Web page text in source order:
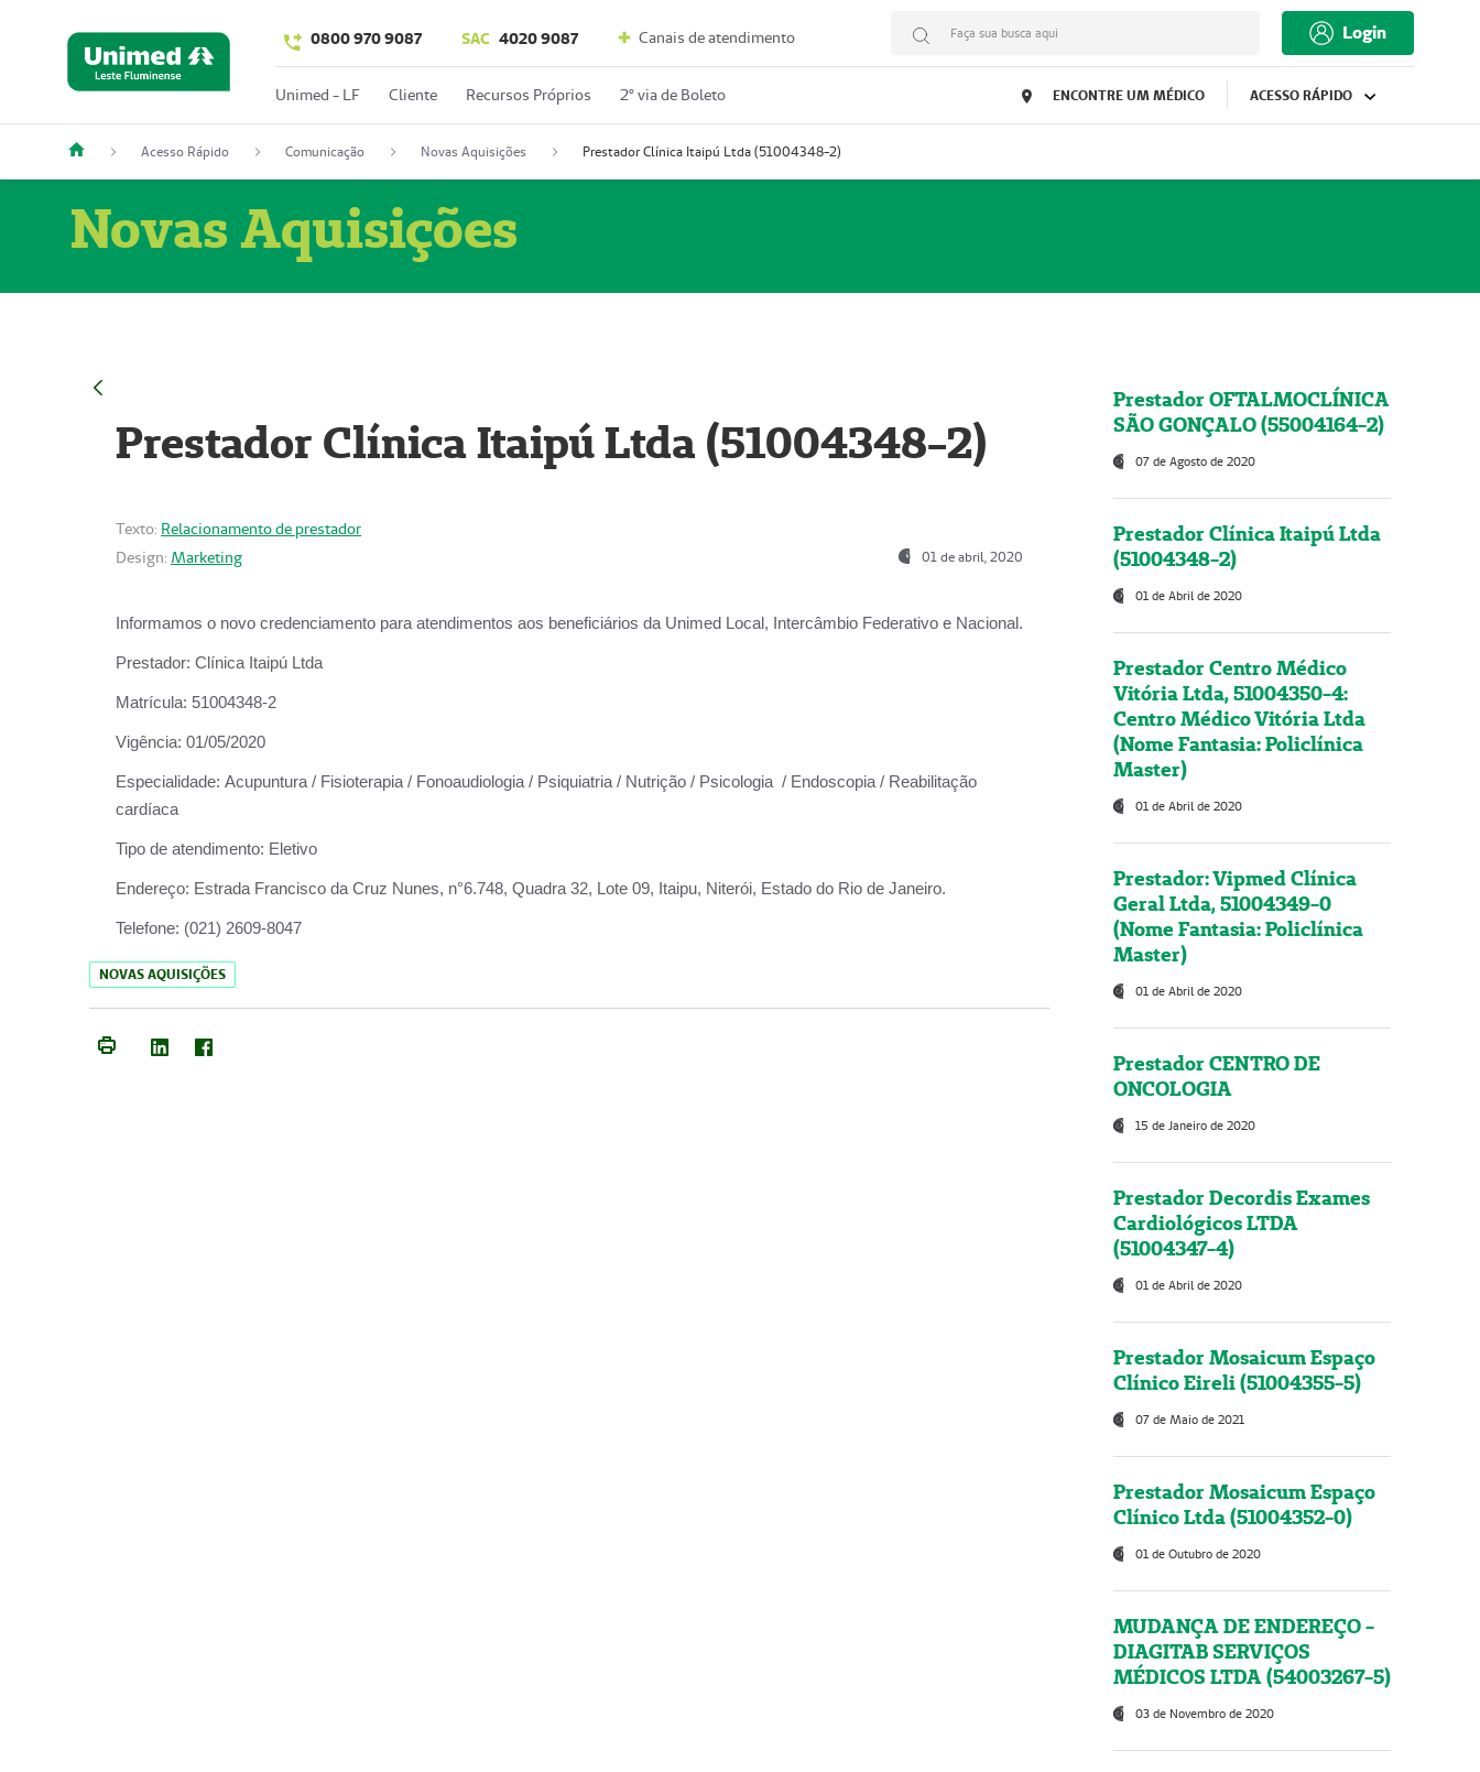
0800 970 9087 SAC 4020 9087 Canais de atendimento Faça sua busca aqui Login
Unimed - LF Cliente Recursos Próprios 2º via de Boleto ENCONTRE UM MÉDICO ACESSO RÁPIDO
Acesso Rápido Comunicação Novas Aquisições Prestador Clínica Itaipú Ltda (51004348-2)
Novas Aquisições
Prestador Clínica Itaipú Ltda (51004348-2)
Texto: Relacionamento de prestador
Design: Marketing 01 de abril, 2020
Informamos o novo credenciamento para atendimentos aos beneficiários da Unimed Local, Intercâmbio Federativo e Nacional.
Prestador: Clínica Itaipú Ltda
Matrícula: 51004348-2
Vigência: 01/05/2020
Especialidade: Acupuntura / Fisioterapia / Fonoaudiologia / Psiquiatria / Nutrição / Psicologia / Endoscopia / Reabilitação
cardíaca
Tipo de atendimento: Eletivo
Endereço: Estrada Francisco da Cruz Nunes, n°6.748, Quadra 32, Lote 09, Itaipu, Niterói, Estado do Rio de Janeiro.
Telefone: (021) 2609-8047
NOVAS AQUISIÇÕES
Prestador OFTALMOCLÍNICA
SÃO GONÇALO (55004164-2)
07 de Agosto de 2020
Prestador Clínica Itaipú Ltda
(51004348-2)
01 de Abril de 2020
Prestador Centro Médico
Vitória Ltda, 51004350-4:
Centro Médico Vitória Ltda
(Nome Fantasia: Policlínica
Master)
01 de Abril de 2020
Prestador: Vipmed Clínica
Geral Ltda, 51004349-0
(Nome Fantasia: Policlínica
Master)
01 de Abril de 2020
Prestador CENTRO DE
ONCOLOGIA
15 de Janeiro de 2020
Prestador Decordis Exames
Cardiológicos LTDA
(51004347-4)
01 de Abril de 2020
Prestador Mosaicum Espaço
Clínico Eireli (51004355-5)
07 de Maio de 2021
Prestador Mosaicum Espaço
Clínico Ltda (51004352-0)
01 de Outubro de 2020
MUDANÇA DE ENDEREÇO -
DIAGITAB SERVIÇOS
MÉDICOS LTDA (54003267-5)
03 de Novembro de 2020